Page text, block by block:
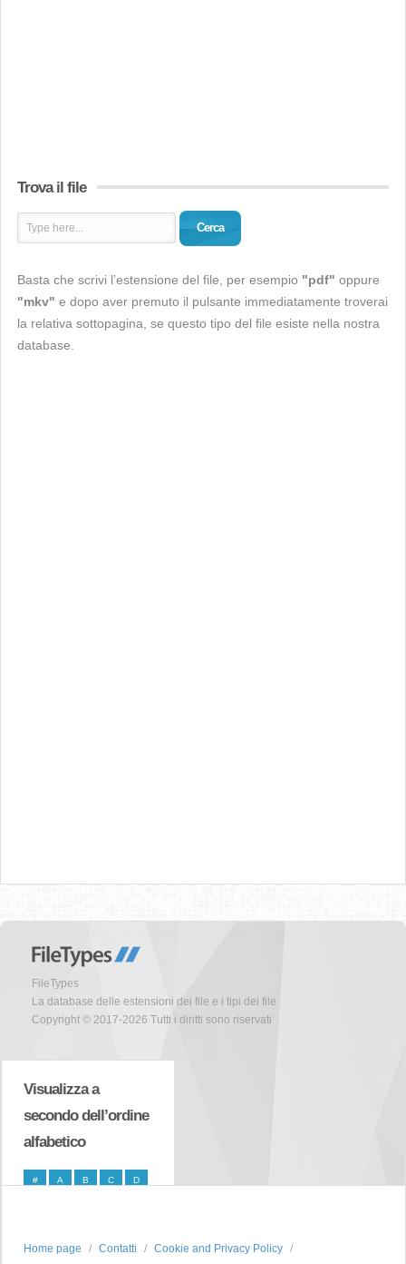
Trova il file
Cerca
Basta che scrivi l’estensione del file, per esempio "pdf" oppure
"mkv" e dopo aver premuto il pulsante immediatamente troverai
la relativa sottopagina, se questo tipo del file esiste nella nostra
database.
FileTypes
La database delle estensioni dei file e i tipi dei file
Copyright © 2017-2026 Tutti i diritti sono riservati
Visualizza a
secondo dell’ordine
alfabetico
# A B C D
Home page Contatti Cookie and Privacy Policy